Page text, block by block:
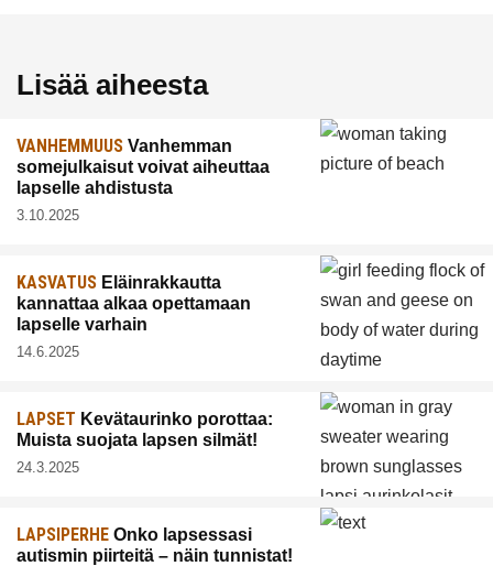
Lisää aiheesta
VANHEMMUUS Vanhemman
somejulkaisut voivat aiheuttaa
lapselle ahdistusta
3.10.2025
KASVATUS Eläinrakkautta
kannattaa alkaa opettamaan
lapselle varhain
14.6.2025
LAPSET Kevätaurinko porottaa:
Muista suojata lapsen silmät!
24.3.2025
LAPSIPERHE Onko lapsessasi
autismin piirteitä – näin tunnistat!